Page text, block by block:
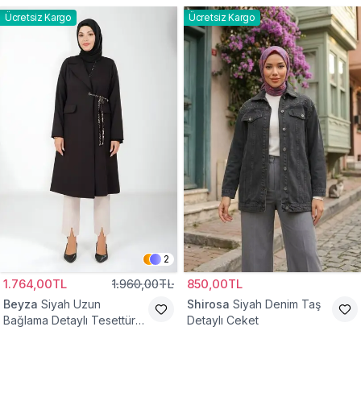
Ücretsiz Kargo
2
1.764,00TL 1.960,00TL
Beyza Siyah Uzun
Bağlama Detaylı Tesettür
Ücretsiz Kargo
850,00TL
Shirosa Siyah Denim Taş
Detaylı Ceket